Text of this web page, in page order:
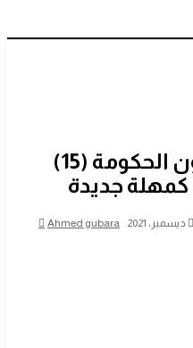
نظارات البجا يهملون الحكومة (15)
كمهلة جديدة
Ahmed gubara
بريدا